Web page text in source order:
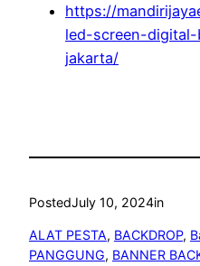
https://
led-screen-
jakarta/
PostedJuly 10, 2024in
ALAT PESTA, BACKDROP,
PANGGUNG, BANNER